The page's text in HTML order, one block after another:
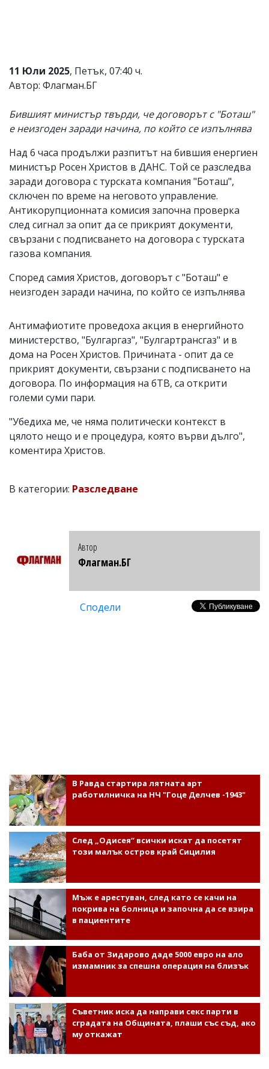
от
читателите
и
не
носи
отговорност
тях!
Ако
обиден
за
вас
моля
сигнализирайте
ни!
11 Юли 2025, Петък, 07:40 ч.
Автор: Флагман.БГ
Бившият министър твърди, че договорът с "Боташ"
е неизгоден заради начина, по който се изпълнява
Над 6 часа продължи разпитът на бившия енергиен
министър Росен Христов в ДАНС. Той се разследва
заради договора с турската компания "Боташ",
сключен по време на неговото управление.
Антикорупционната комисия започна проверка
след сигнал за опит да се прикрият документи,
свързани с подписването на договора с турската
газова компания.
Според самия Христов, договорът с "Боташ" е
неизгоден заради начина, по който се изпълнява
Антимафиотите проведоха акция в енергийното
министерство, "Булгаргаз", "Булгартрансгаз" и в
дома на Росен Христов. Причината - опит да се
прикрият документи, свързани с подписването на
договора. По информация на бТВ, са открити
големи суми пари.
"Убедиха ме, че няма политически контекст в
цялото нещо и е процедура, която върви дълго",
коментира Христов.
В категории: Разследване
Автор
Флагман.БГ
Сподели
В Равда стартира лятната арт
работилничка на НЧ "Гоце Делчев -1943"
След „Одисея“ всички искат да посетят
този малък остров край Сицилия
Мъж е арестуван, след като се качи на
покрива на болница и започна да се взира
в пациентите
Баба от Зидарово даде 5000 евро на ало
измамник за спешна операция на близък
Съветник иска да направи секс парти в
сградата на Общината, плаши със съд, ако
му откажат